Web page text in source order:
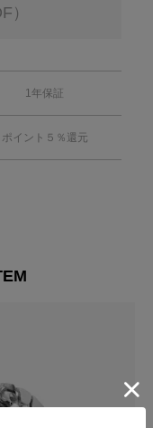
）
1年保証
ポイント５％還元